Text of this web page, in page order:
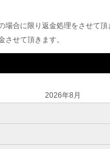
場合に限り返金処理をさせて
させて頂きます。
2026年8月